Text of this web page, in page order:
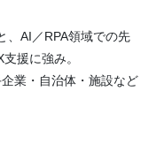
、AI／RPA領域での先
援に強み。
業・自治体・施設など